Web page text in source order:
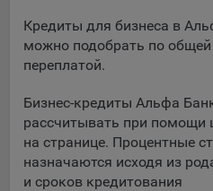
Рекламные Cookie
принимать меры по
Сайта, исходя из
осуществлять подбор
материалов по наиболее
назначению для каждого
Кредиты для бизнеса в
можно подобрать по
переплатой.
Бизнес-кредиты Альфа
рассчитывать при помощи
на странице. Процентные
назначаются исходя из
и сроков кредитования